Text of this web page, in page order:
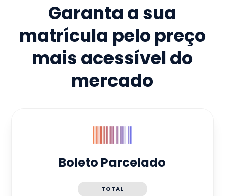
Garanta a sua
matrícula pelo preço
mais acessível do
mercado
Boleto Parcelado
TOTAL